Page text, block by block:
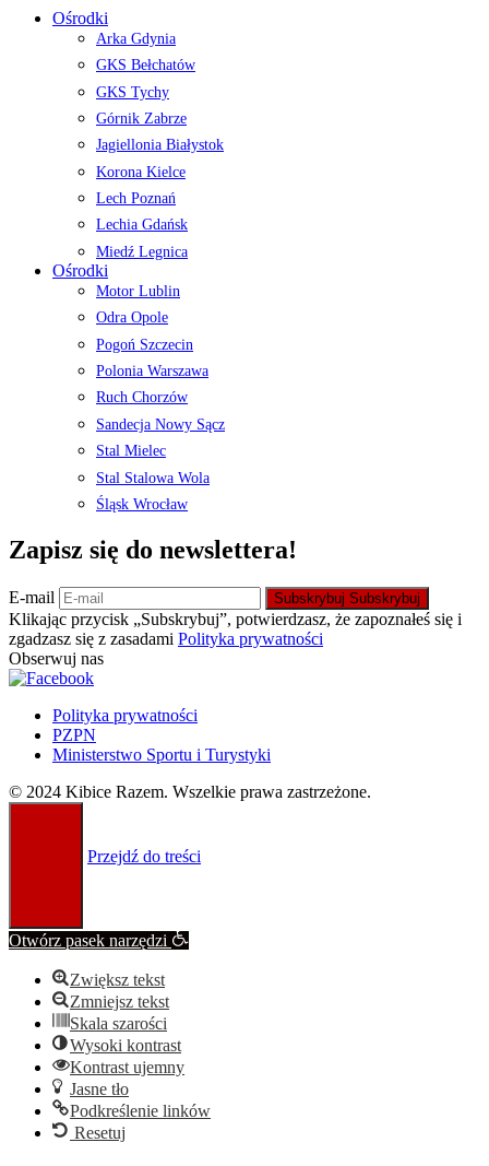
Ośrodki
Arka Gdynia
GKS Bełchatów
GKS Tychy
Górnik Zabrze
Jagiellonia Białystok
Korona Kielce
Lech Poznań
Lechia Gdańsk
Miedź Legnica
Ośrodki
Motor Lublin
Odra Opole
Pogoń Szczecin
Polonia Warszawa
Ruch Chorzów
Sandecja Nowy Sącz
Stal Mielec
Stal Stalowa Wola
Śląsk Wrocław
Zapisz się do newslettera!
E-mail Subskrybuj Subskrybuj
Klikając przycisk „Subskrybuj”, potwierdzasz, że zapoznałeś się i
zgadzasz się z zasadami Polityka prywatności
Obserwuj nas
Polityka prywatności
PZPN
Ministerstwo Sportu i Turystyki
© 2024 Kibice Razem. Wszelkie prawa zastrzeżone.
Przejdź do treści
Otwórz pasek narzędzi
Zwiększ tekst
Zmniejsz tekst
Skala szarości
Wysoki kontrast
Kontrast ujemny
Jasne tło
Podkreślenie linków
Resetuj